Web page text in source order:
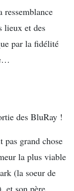
ressemblance
lieux et des
par la fidélité
des BluRay !
pas grand chose
la plus viable
(la soeur de
et son père